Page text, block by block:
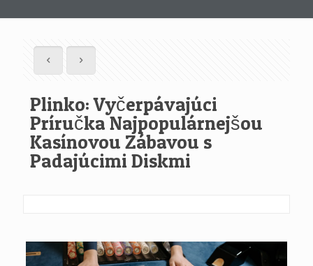
Plinko: Vyčerpávajúci
Príručka Najpopulárnejšou
Kasínovou Zábavou s
Padajúcimi Diskmi